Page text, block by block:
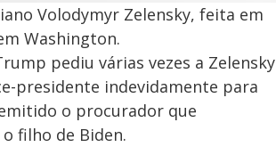
Volodymyr Zelensky, feita em
Washington.
pediu várias vezes a Zelensky
presidente indevidamente para
o procurador que
filho de Biden.